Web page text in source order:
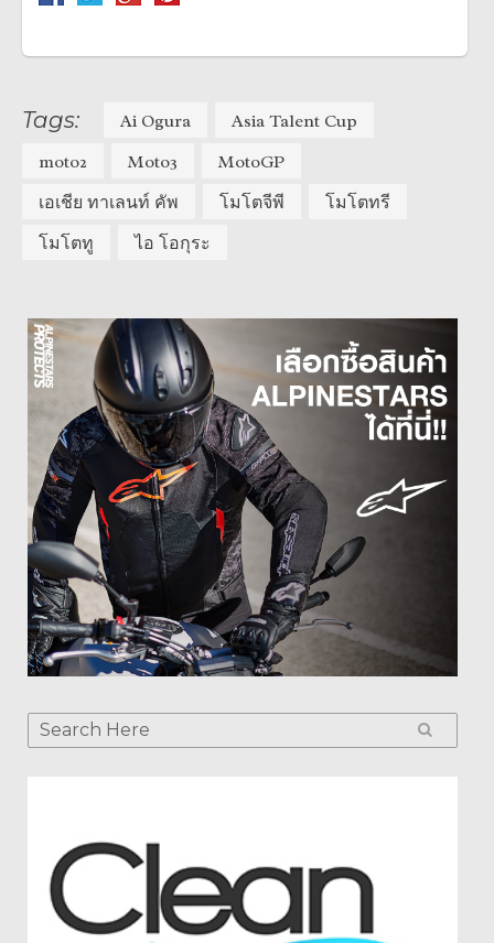
Tags: Ai Ogura
Asia Talent Cup
moto2
Moto3
MotoGP
เอเชีย ทาเลนท์ คัพ
โมโตจีพี
โมโตทรี
โมโตทู
ไอ โอกุระ